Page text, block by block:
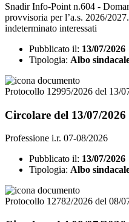
Snadir Info-Point n.604 -
provvisoria per l’a.s. 2026/
indeterminato interessati
Pubblicato il: 13/07/2026
Tipologia: Albo
Protocollo 12995/2026 del 13/
Circolare del 13/07/2026
Professione i.r. 07-08/2026
Pubblicato il: 13/07/2026
Tipologia: Albo
Protocollo 12782/2026 del 08/